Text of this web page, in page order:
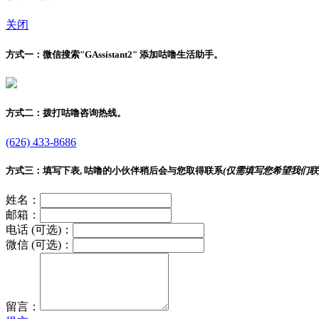
关闭
方式一： 微信搜索"GAssistant2" 添加咕噜生活助手。
方式二： 拨打咕噜咨询热线。
(626) 433-8686
方式三： 填写下表, 咕噜的小伙伴稍后会与您取得联系(仅需填写您希望我们
姓名：
邮箱：
电话 (可选)：
微信 (可选)：
留言：